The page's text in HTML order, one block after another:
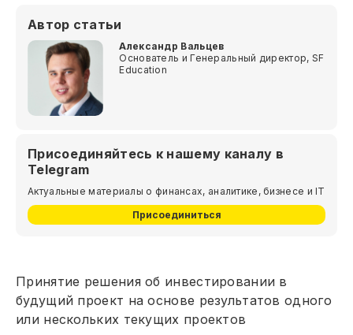
Автор статьи
Александр Вальцев
Основатель и Генеральный директор, SF
Education
Присоединяйтесь к нашему каналу в
Telegram
Актуальные материалы о финансах, аналитике, бизнесе и IT
Присоединиться
Принятие решения об инвестировании в
будущий проект на основе результатов одного
или нескольких текущих проектов